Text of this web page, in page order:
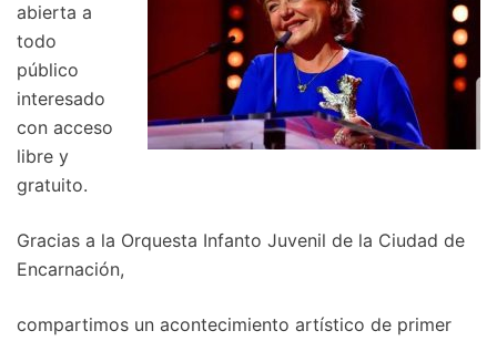
abierta a
todo
público
interesado
con acceso
libre y
gratuito.
Gracias a la Orquesta Infanto Juvenil de la Ciudad de
Encarnación,
compartimos un acontecimiento artístico de primer